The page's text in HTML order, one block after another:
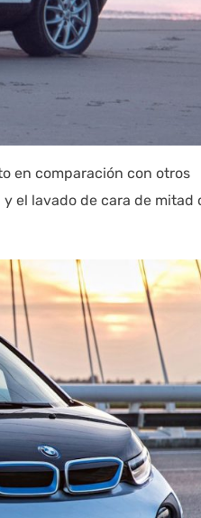
en comparación con otros
el lavado de cara de mitad